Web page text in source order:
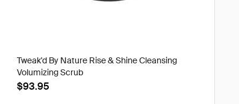
Tweak'd By Nature Rise & Shine Cleansing
Volumizing Scrub
$93.95